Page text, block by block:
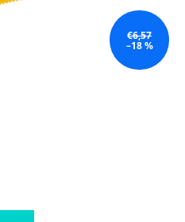
€6,57
–18 %